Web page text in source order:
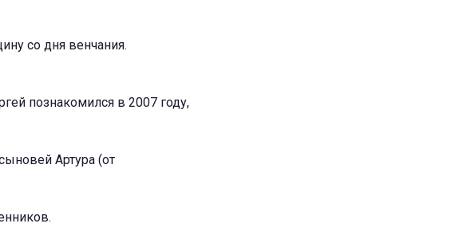
со дня венчания.
познакомился в 2007 году,
Артура (от